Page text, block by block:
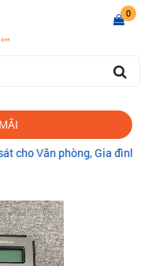
0
Gia đình|CÁP